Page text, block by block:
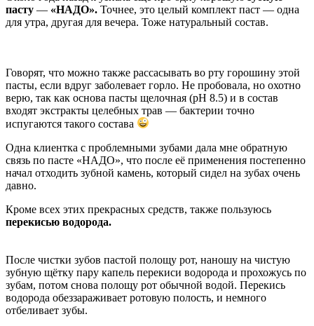
пасту — «НАДО». Точнее, это целый комплект паст — одна
для утра, другая для вечера. Тоже натуральный состав.
Говорят, что можно также рассасывать во рту горошину этой
пасты, если вдруг заболевает горло. Не пробовала, но охотно
верю, так как основа пасты щелочная (pH 8.5) и в состав
входят экстракты целебных трав — бактерии точно
испугаются такого состава
Одна клиентка с проблемными зубами дала мне обратную
связь по пасте «НАДО», что после её применения постепенно
начал отходить зубной камень, который сидел на зубах очень
давно.
Кроме всех этих прекрасных средств, также пользуюсь
перекисью водорода.
После чистки зубов пастой полощу рот, наношу на чистую
зубную щётку пару капель перекиси водорода и прохожусь по
зубам, потом снова полощу рот обычной водой. Перекись
водорода обеззараживает ротовую полость, и немного
отбеливает зубы.